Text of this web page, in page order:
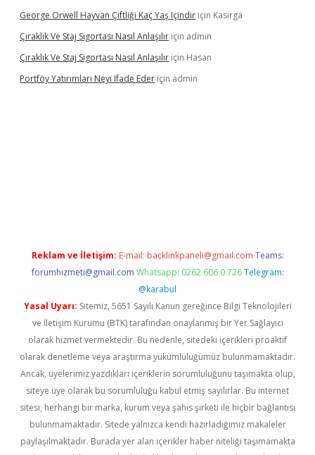
George Orwell Hayvan Çiftliği Kaç Yaş Içindir için Kasırga
Çıraklık Ve Staj Sigortası Nasıl Anlaşılır için admin
Çıraklık Ve Staj Sigortası Nasıl Anlaşılır için Hasan
Portföy Yatırımları Neyi Ifade Eder için admin
Reklam ve İletişim: E-mail: backlinkpaneli@gmail.com Teams:
forumhizmeti@gmail.com Whatsapp: 0262 606 0 726 Telegram:
@karabul
Yasal Uyarı: Sitemiz, 5651 Sayılı Kanun gereğince Bilgi Teknolojileri
ve İletişim Kurumu (BTK) tarafından onaylanmış bir Yer Sağlayıcı
olarak hizmet vermektedir. Bu nedenle, sitedeki içerikleri proaktif
olarak denetleme veya araştırma yükümlülüğümüz bulunmamaktadır.
Ancak, üyelerimiz yazdıkları içeriklerin sorumluluğunu taşımakta olup,
siteye üye olarak bu sorumluluğu kabul etmiş sayılırlar. Bu internet
sitesi, herhangi bir marka, kurum veya şahıs şirketi ile hiçbir bağlantısı
bulunmamaktadır. Sitede yalnızca kendi hazırladığımız makaleler
paylaşılmaktadır. Burada yer alan içerikler haber niteliği taşımamakta